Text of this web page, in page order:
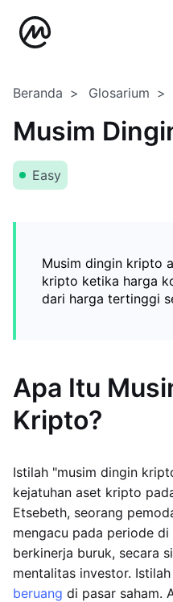
Beranda Glosarium
Musim
Easy
Musim dingin kripto
kripto ketika harga
dari harga tertinggi
Apa Itu
Kripto?
Istilah "musim dingin
kejatuhan aset kripto
Etsebeth, seorang
mengacu pada periode
berkinerja buruk, secara
mentalitas investor.
beruang di pasar saham.